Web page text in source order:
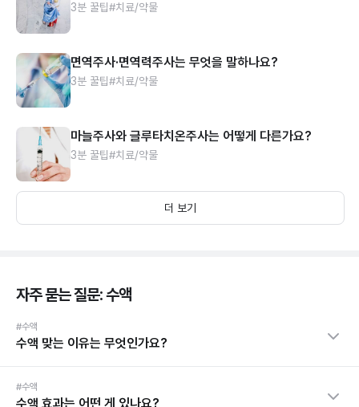
3분 꿀팁#치료/약물
면역주사·면역력주사는 무엇을 말하나요?
3분 꿀팁#치료/약물
마늘주사와 글루타치온주사는 어떻게 다른가요?
3분 꿀팁#치료/약물
더 보기
자주 묻는 질문: 수액
#수액
수액 맞는 이유는 무엇인가요?
#수액
수액 효과는 어떤 게 있나요?